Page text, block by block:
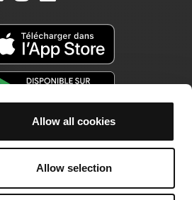
Allow all cookies
Allow selection